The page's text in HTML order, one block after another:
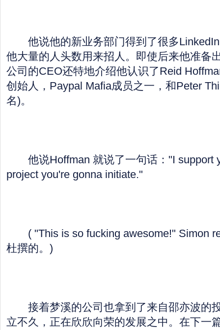
他说他的新业务部门得到了很多LinkedIn
他大量的人头数用来招人。即使后来他准备
公司的CEO还特地介绍他认识了Reid
创始人，Paypal Mafia成员之一，和Peter
名)。
他说Hoffman 就说了一句话："I support
project you're gonna initiate."
( "This is so fucking awesome!" Simon
杜撰的。)
接着梦溪的公司也拿到了来自邵亦波的
立不久，正在欣欣向荣的发展之中。在下一